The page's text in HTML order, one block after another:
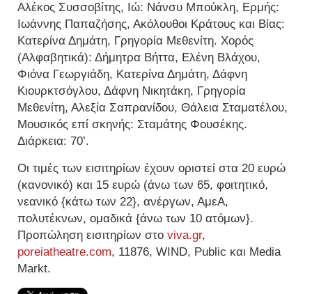
Αλέκος Συσσοβίτης, Ιώ: Νάνσυ Μπούκλη, Ερμής:
Ιωάννης Παπαζήσης, Ακόλουθοι Κράτους και Βίας:
Κατερίνα Δημάτη, Γρηγορία Μεθενίτη. Χoρός
(Αλφαβητικά): Δήμητρα Βήττα, Ελένη Βλάχου,
Φιόνα Γεωργιάδη, Κατερίνα Δημάτη, Δάφνη
Κιουρκτσόγλου, Δάφνη Νικητάκη, Γρηγορία
Μεθενίτη, Αλεξία Σαπρανίδου, Θάλεια Σταματέλου,
Μουσικός επί σκηνής: Σταμάτης Φουσέκης.
Διάρκεια: 70’.
Οι τιμές των εισιτηρίων έχουν οριστεί στα 20 ευρώ
(κανονικό) και 15 ευρώ (άνω των 65, φοιτητικό,
νεανικό {κάτω των 22}, ανέργων, ΑμεΑ,
πολυτέκνων, ομαδικά {άνω των 10 ατόμων}.
Προπώληση εισιτηρίων στο viva.gr,
poreiatheatre.com, 11876, WIND, Public και Media
Markt.